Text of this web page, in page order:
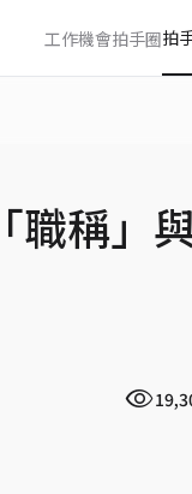
工作機會拍手圈拍
職稱」